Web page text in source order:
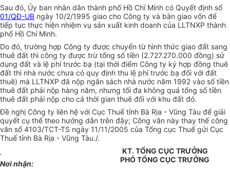
Sau đó, Ủy ban nhân dân thành phố Hồ Chí Minh có Quyết định số
01/QĐ-UB ngày 10/2/1995 giao cho Công ty và bàn giao vốn để
tiếp tục thực hiện nhiệm vụ sản xuất kinh doanh của LLTNXP thành
phố Hồ Chí Minh.
Do đó, trường hợp Công ty được chuyển từ hình thức giao đất sang
thuê đất thì công ty được trừ tổng số tiền (2.727.270.000 đồng) sử
dụng đất và lệ phí trước bạ (tại thời điểm Công ty ký hợp đồng thuê
đất thì nhà nước chưa có quy định thu lệ phí trước bạ đối với đất
thuê) mà LLTNXP đã nộp ngân sách nhà nước năm 1992 vào số tiền
thuê đất phải nộp hàng năm, nhưng tối đa không quá tổng số tiền
thuê đất phải nộp cho cả thời gian thuê đối với khu đất đó.
Đề nghị Công ty liên hệ với Cục Thuế tỉnh Bà Rịa - Vũng Tàu để giải
quyết cụ thể theo hướng dẫn trên đây; Công văn này thay thế công
văn số 4103/TCT-TS ngày 11/11/2005 của Tổng cục Thuế gửi Cục
Thuế tỉnh Bà Rịa - Vũng Tàu./.
Nơi nhận:
KT. TỔNG CỤC TRƯỞNG
PHÓ TỔNG CỤC TRƯỞNG